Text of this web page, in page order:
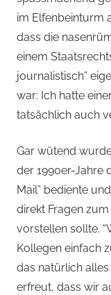
im Elfenbeinturm
dass die
einem
journalistisch”
war: Ich hatte
tatsächlich auch
Gar wütend
der 1990er-Jahre
Mail” bediente
direkt Fragen
vorstellen sollte.
Kollegen einfach
das natürlich
erfreut, dass wir